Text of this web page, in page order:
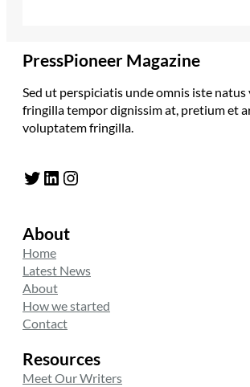
PressPioneer Magazine
Sed ut perspiciatis unde omnis iste
fringilla tempor dignissim at, pretium et
voluptatem fringilla.
Twitter LinkedIn Instagram
About
Home
Latest News
About
How we started
Contact
Resources
Meet Our Writers